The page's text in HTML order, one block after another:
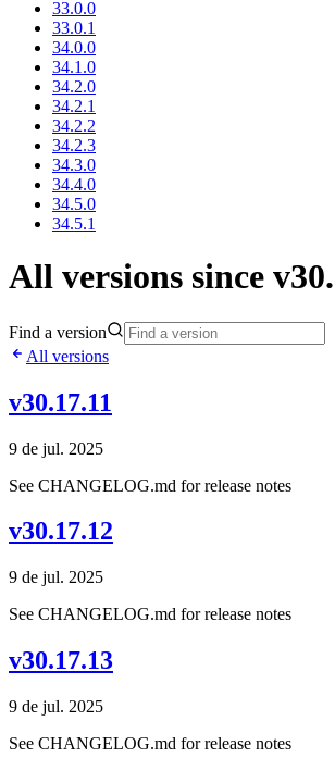
33.0.0
33.0.1
34.0.0
34.1.0
34.2.0
34.2.1
34.2.2
34.2.3
34.3.0
34.4.0
34.5.0
34.5.1
All versions since
Find a version
All versions
v30.17.11
9 de jul. 2025
See CHANGELOG.md for release notes
v30.17.12
9 de jul. 2025
See CHANGELOG.md for release notes
v30.17.13
9 de jul. 2025
See CHANGELOG.md for release notes